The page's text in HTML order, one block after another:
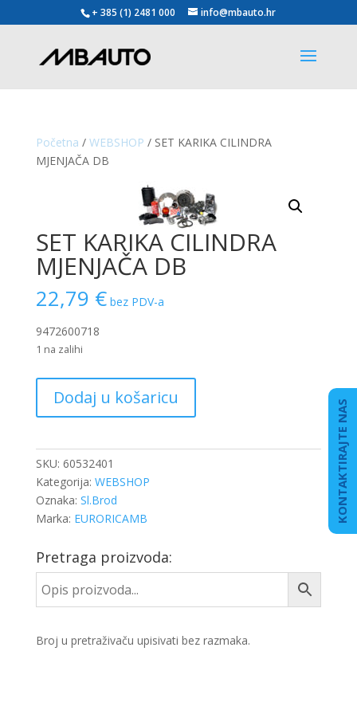
+ 385 (1) 2481 000 info@mbauto.hr
Početna / WEBSHOP / SET KARIKA CILINDRA
MJENJAČA DB
SET KARIKA CILINDRA
MJENJAČA DB
22,79 € bez PDV-a
9472600718
1 na zalihi
KARIKA
CILINDRA
DB
količina
Dodaj u košaricu
SKU: 60532401
Kategorija: WEBSHOP
Oznaka: Sl.Brod
Marka: EURORICAMB
Pretraga proizvoda:
Broj u pretraživaču upisivati bez razmaka.
KONTAKTIRAJTE NAS